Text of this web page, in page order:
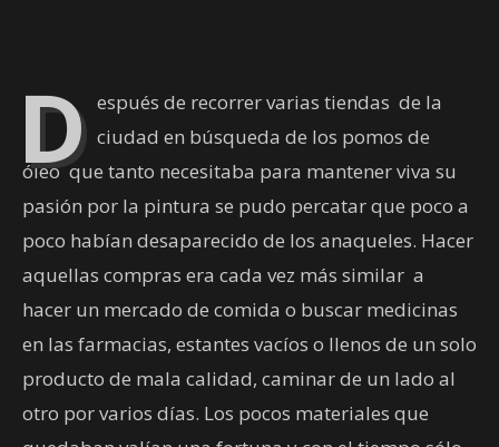
D espués de recorrer varias tiendas de la
ciudad en búsqueda de los pomos de
óleo que tanto necesitaba para mantener viva su
pasión por la pintura se pudo percatar que poco a
poco habían desaparecido de los anaqueles. Hacer
aquellas compras era cada vez más similar a
hacer un mercado de comida o buscar medicinas
en las farmacias, estantes vacíos o llenos de un solo
producto de mala calidad, caminar de un lado al
otro por varios días. Los pocos materiales que